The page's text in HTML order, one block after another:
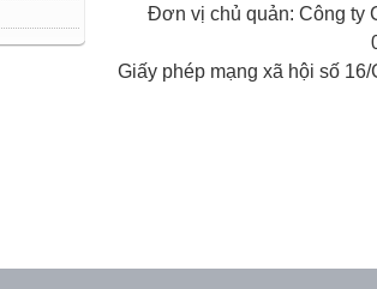
Đơn vị chủ quản: Công ty
Giấy phép mạng xã hội số